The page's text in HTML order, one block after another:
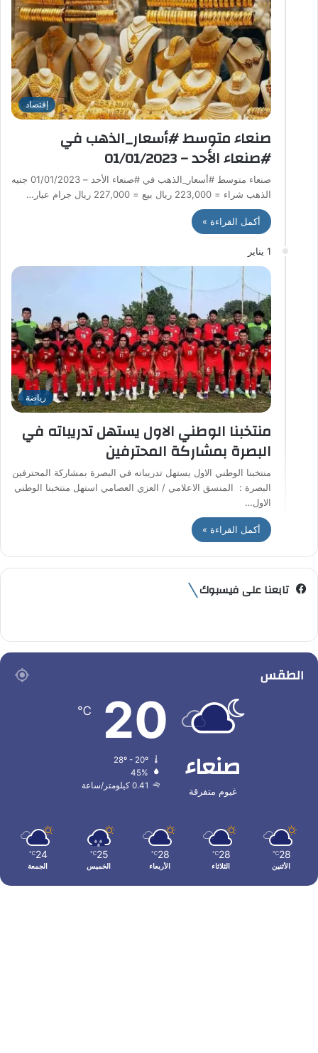
إقتصاد
صنعاء متوسط #أسعار_الذهب في
#صنعاء الأحد – 01/01/2023
صنعاء متوسط #أسعار_الذهب في #صنعاء الأحد – 01/01/2023 جنيه
الذهب شراء = 223,000 ريال بيع = 227,000 ريال جرام عيار…
أكمل القراءة »
1 يناير
رياضة
منتخبنا الوطني الاول يستهل تدريباته في
البصرة بمشاركة المحترفين
منتخبنا الوطني الاول يستهل تدريباته في البصرة بمشاركة المحترفين
البصرة : المنسق الاعلامي / العزي العصامي استهل منتخبنا الوطني
الاول…
أكمل القراءة »
تابعنا على فيسبوك
الطقس
صنعاء
غيوم متفرقة
20
℃
45%
0.41 كيلومتر/ساعة
28
℃
الأثنين
28
℃
الثلاثاء
28
℃
الأربعاء
25
℃
الخميس
24
℃
الجمعة